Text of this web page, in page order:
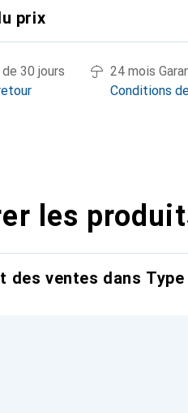
prix
30 jours
24 mois
Conditions
les
des ventes dans